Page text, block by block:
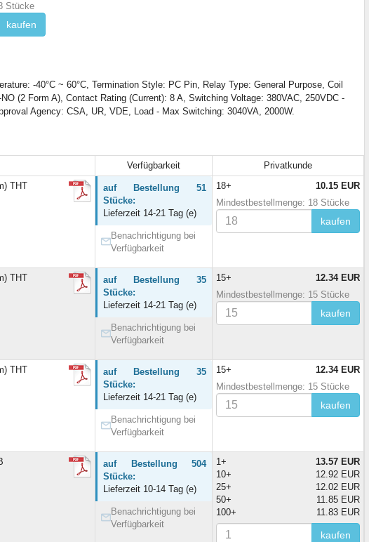
Stücke
kaufen
-40°C ~ 60°C, Termination Style: PC Pin, Relay Type: General Purpose, Coil
(2 Form A), Contact Rating (Current): 8 A, Switching Voltage: 380VAC, 250VDC -
Agency: CSA, UR, VDE, Load - Max Switching: 3040VA, 2000W.
Verfügbarkeit
Privatkunde
THT
auf Bestellung 51
Stücke:
Lieferzeit 14-21 Tag (e)
Benachrichtigung bei
Verfügbarkeit
18+
10.15 EUR
Mindestbestellmenge: 18 Stücke
kaufen
THT
auf Bestellung 35
Stücke:
Lieferzeit 14-21 Tag (e)
Benachrichtigung bei
Verfügbarkeit
15+
12.34 EUR
Mindestbestellmenge: 15 Stücke
kaufen
THT
auf Bestellung 35
Stücke:
Lieferzeit 14-21 Tag (e)
Benachrichtigung bei
Verfügbarkeit
15+
12.34 EUR
Mindestbestellmenge: 15 Stücke
kaufen
auf Bestellung 504
Stücke:
Lieferzeit 10-14 Tag (e)
Benachrichtigung bei
Verfügbarkeit
1+
13.57 EUR
10+
12.92 EUR
25+
12.02 EUR
50+
11.85 EUR
100+
11.83 EUR
kaufen